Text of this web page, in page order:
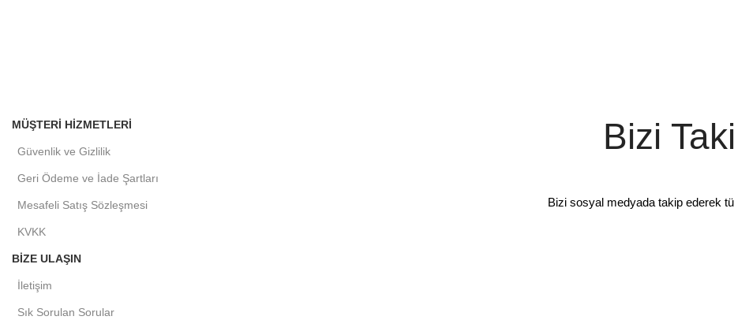
MÜŞTERI HIZMETLERI
Güvenlik ve Gizlilik
Geri Ödeme ve İade Şartları
Mesafeli Satış Sözleşmesi
KVKK
BIZE ULAŞIN
İletişim
Sık Sorulan Sorular
Bizi
Bizi sosyal medyada takip ederek